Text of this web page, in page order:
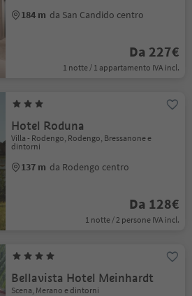
184 m da San Candido centro
Da 227€
1 notte / 1 appartamento IVA incl.
Hotel Roduna
Villa - Rodengo, Rodengo, Bressanone e
dintorni
137 m da Rodengo centro
Da 128€
1 notte / 2 persone IVA incl.
Bellavista Hotel Meinhardt
Scena, Merano e dintorni